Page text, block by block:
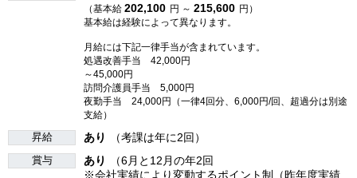
（基本給 202,100 円 ～ 215,600 円）
基本給は経験によって異なります。
月給には下記一律手当が含まれています。
処遇改善手当 42,000円
～45,000円
訪問介護員手当 5,000円
夜勤手当 24,000円（一律4回分、6,000円/回、超過分は別途
支給）
昇給 あり （考課は年に2回）
賞与 あり
（6月と12月の年2回
※会社実績により変動するポイント制（昨年度実績